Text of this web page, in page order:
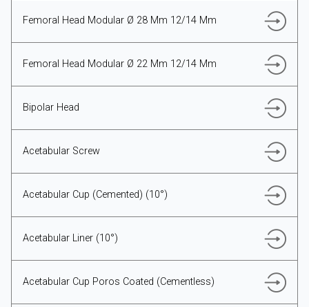
TÜRKÇE
Femoral Head Modular Ø 28 Mm 12/14 Mm
Femoral Head Modular Ø 22 Mm 12/14 Mm
Bipolar Head
Acetabular Screw
Acetabular Cup (Cemented) (10°)
Acetabular Liner (10°)
Acetabular Cup Poros Coated (Cementless)